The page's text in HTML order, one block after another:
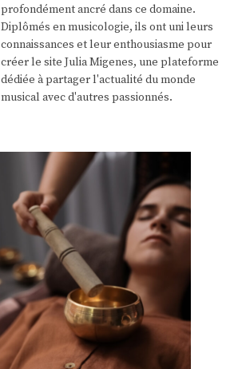
profondément ancré dans ce domaine.
Diplômés en musicologie, ils ont uni leurs
connaissances et leur enthousiasme pour
créer le site Julia Migenes, une plateforme
dédiée à partager l'actualité du monde
musical avec d'autres passionnés.